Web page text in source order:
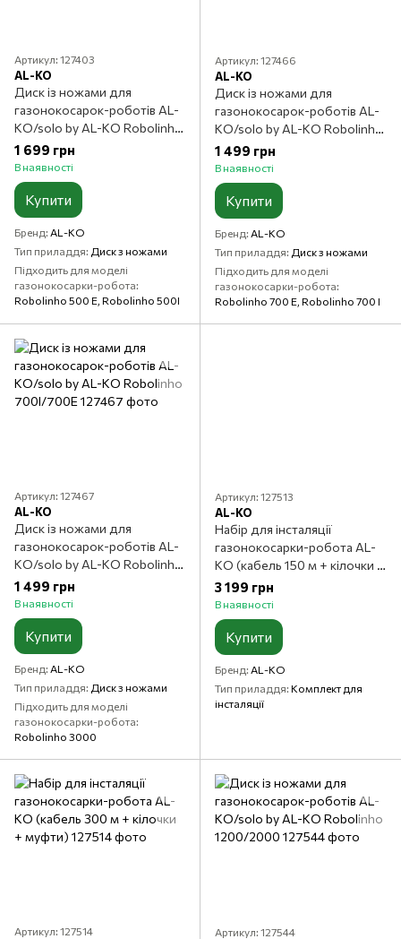
Артикул: 127403
AL-KO
Диск із ножами для
газонокосарок-роботів AL-
KO/solo by AL-KO Robolinho
4000/4100
1 699 грн
В наявності
Купити
Бренд AL-KO
Тип приладдя Диск з ножами
Підходить для моделі
газонокосарки-робота
Robolinho 500 E, Robolinho 500I
Артикул: 127466
AL-KO
Диск із ножами для
газонокосарок-роботів AL-
KO/solo by AL-KO Robolinho
500I/500Е
1 499 грн
В наявності
Купити
Бренд AL-KO
Тип приладдя Диск з ножами
Підходить для моделі
газонокосарки-робота
Robolinho 700 E, Robolinho 700 I
Артикул: 127467
AL-KO
Диск із ножами для
газонокосарок-роботів AL-
KO/solo by AL-KO Robolinho
700I/700Е
1 499 грн
В наявності
Купити
Бренд AL-KO
Тип приладдя Диск з ножами
Підходить для моделі
газонокосарки-робота
Robolinho 3000
Артикул: 127513
AL-KO
Набір для інсталяції
газонокосарки-робота AL-
KO (кабель 150 м + кілочки +
муфти)
3 199 грн
В наявності
Купити
Бренд AL-KO
Тип приладдя Комплект для
інсталяції
Артикул: 127514 Артикул: 127544